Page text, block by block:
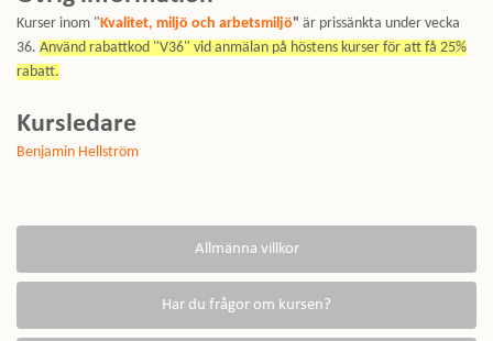
Kurser inom "Kvalitet, miljö och arbetsmiljö" är prissänkta under vecka
36. Använd rabattkod "V36" vid anmälan på höstens kurser för att få 25%
rabatt.
Kursledare
Benjamin Hellström